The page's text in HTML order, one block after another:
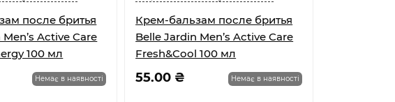
после бритья
Active Care
100 мл
Немає в наявності
Крем-бальзам после бритья
Belle Jardin Men’s Active Care
Fresh&Cool 100 мл
55.00 ₴ Немає в наявності